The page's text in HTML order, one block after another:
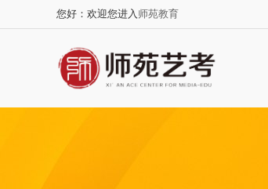
您好：欢迎您进入 师苑教育